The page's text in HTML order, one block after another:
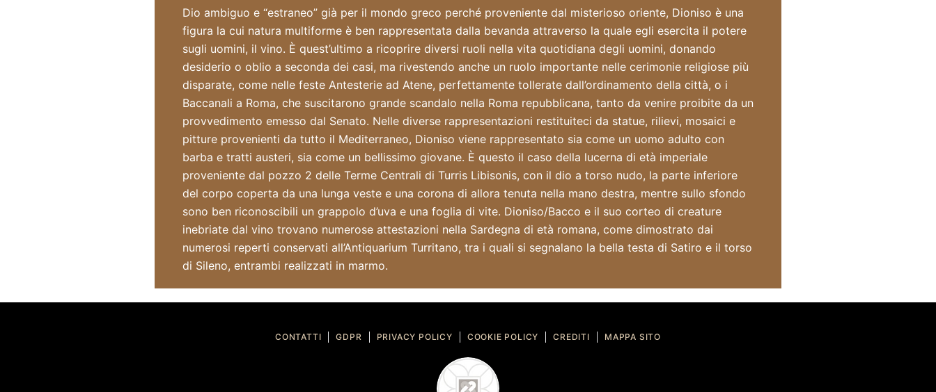
Dio ambiguo e “estraneo” già per il mondo greco perché proveniente dal misterioso oriente, Dioniso è una
figura la cui natura multiforme è ben rappresentata dalla bevanda attraverso la quale egli esercita il potere
sugli uomini, il vino. È quest’ultimo a ricoprire diversi ruoli nella vita quotidiana degli uomini, donando
desiderio o oblio a seconda dei casi, ma rivestendo anche un ruolo importante nelle cerimonie religiose più
disparate, come nelle feste Antesterie ad Atene, perfettamente tollerate dall’ordinamento della città, o i
Baccanali a Roma, che suscitarono grande scandalo nella Roma repubblicana, tanto da venire proibite da un
provvedimento emesso dal Senato. Nelle diverse rappresentazioni restituiteci da statue, rilievi, mosaici e
pitture provenienti da tutto il Mediterraneo, Dioniso viene rappresentato sia come un uomo adulto con
barba e tratti austeri, sia come un bellissimo giovane. È questo il caso della lucerna di età imperiale
proveniente dal pozzo 2 delle Terme Centrali di Turris Libisonis, con il dio a torso nudo, la parte inferiore
del corpo coperta da una lunga veste e una corona di allora tenuta nella mano destra, mentre sullo sfondo
sono ben riconoscibili un grappolo d’uva e una foglia di vite. Dioniso/Bacco e il suo corteo di creature
inebriate dal vino trovano numerose attestazioni nella Sardegna di età romana, come dimostrato dai
numerosi reperti conservati all’Antiquarium Turritano, tra i quali si segnalano la bella testa di Satiro e il torso
di Sileno, entrambi realizzati in marmo.
CONTATTI GDPR PRIVACY POLICY COOKIE POLICY CREDITI MAPPA SITO